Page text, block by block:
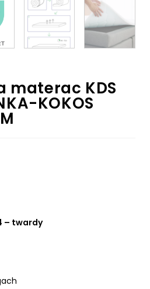
materac KDS
KOKOS
– twardy